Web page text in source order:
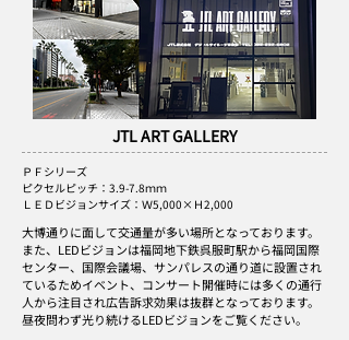
JTL ART GALLERY
ＰＦシリーズ
​ピクセルピッチ：3.9-7.8ｍｍ
​ＬＥＤビジョンサイズ：Ｗ5,000×Ｈ2,000
大博通りに面して交通量が多い場所となっております。
また、LEDビジョンは福岡地下鉄呉服町駅から福岡国際
センター、国際会議場、サンパレスの通り道に設置され
ているためイベント、コンサート開催時には多くの通行
人から注目され広告訴求効果は抜群となっております。
昼夜問わず光り続けるLEDビジョンをご覧ください。